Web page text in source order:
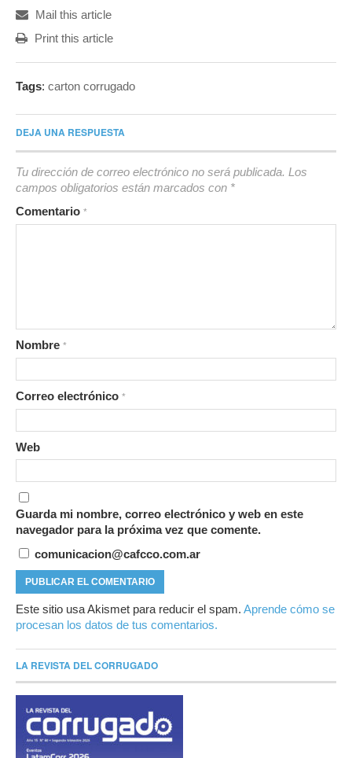
Mail this article
Print this article
Tags: carton corrugado
DEJA UNA RESPUESTA
Tu dirección de correo electrónico no será publicada. Los
campos obligatorios están marcados con *
Comentario *
Nombre *
Correo electrónico *
Web
Guarda mi nombre, correo electrónico y web en este
navegador para la próxima vez que comente.
comunicacion@cafcco.com.ar
Este sitio usa Akismet para reducir el spam. Aprende cómo se
procesan los datos de tus comentarios.
LA REVISTA DEL CORRUGADO